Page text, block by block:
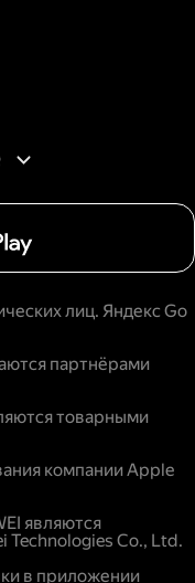
лиц. Яндекс Go
партнёрами
товарными
компании Apple
являются
Technologies Co., Ltd.
в приложении